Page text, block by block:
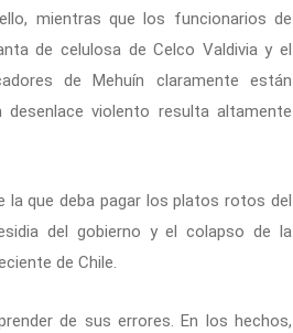
mientras que los funcionarios de
de celulosa de Celco Valdivia y el
de Mehuín claramente están
violento resulta altamente
la que deba pagar los platos rotos del
del gobierno y el colapso de la
de Chile.
de sus errores. En los hechos,